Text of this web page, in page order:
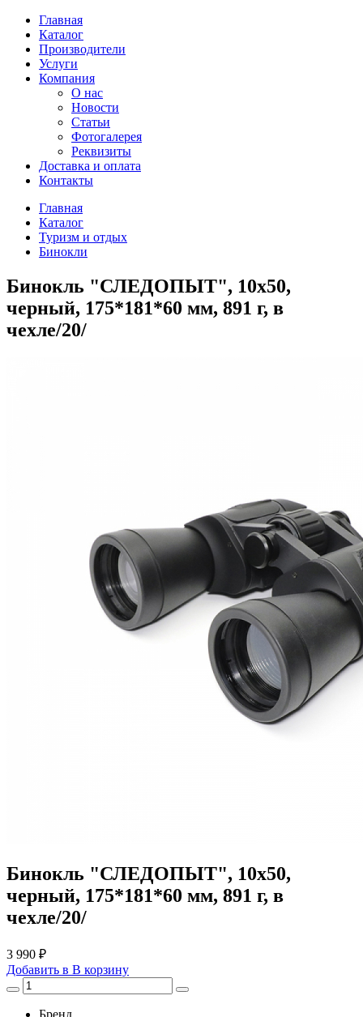
Главная
Каталог
Производители
Услуги
Компания
О нас
Новости
Статьи
Фотогалерея
Реквизиты
Доставка и оплата
Контакты
Главная
Каталог
Туризм и отдых
Бинокли
Бинокль "СЛЕДОПЫТ", 10х50,
черный, 175*181*60 мм, 891 г, в
чехле/20/
Бинокль "СЛЕДОПЫТ", 10х50,
черный, 175*181*60 мм, 891 г, в
чехле/20/
3 990 ₽
Добавить в В корзину
Бренд